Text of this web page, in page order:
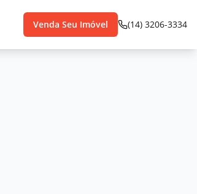
Venda Seu Imóvel (14) 3206-3334